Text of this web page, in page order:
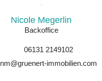
Nicole Megerlin
Backoffice
06131 2149102
nm@gruenert-immobilien.com